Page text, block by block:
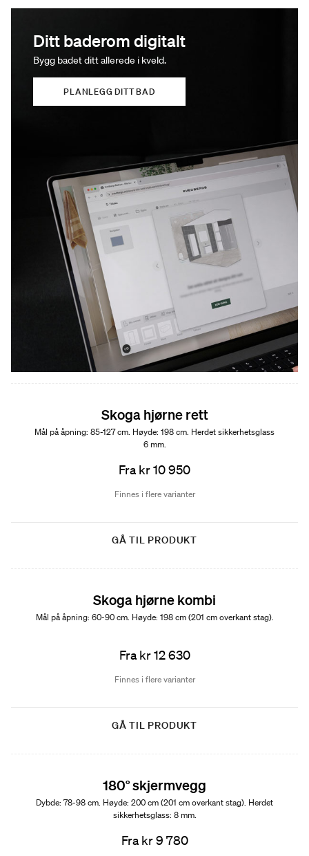
Ditt baderom digitalt
Bygg badet ditt allerede i kveld.
PLANLEGG DITT BAD
Skoga hjørne rett
Mål på åpning: 85-127 cm. Høyde: 198 cm. Herdet sikkerhetsglass
6 mm.
Fra kr 10 950
Finnes i flere varianter
GÅ TIL PRODUKT
Skoga hjørne kombi
Mål på åpning: 60-90 cm. Høyde: 198 cm (201 cm overkant stag).
Fra kr 12 630
Finnes i flere varianter
GÅ TIL PRODUKT
180° skjermvegg
Dybde: 78-98 cm. Høyde: 200 cm (201 cm overkant stag). Herdet
sikkerhetsglass: 8 mm.
Fra kr 9 780